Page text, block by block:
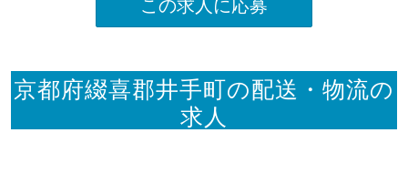
この求人に応募
京都府綴喜郡井手町の配送・物流の
求人